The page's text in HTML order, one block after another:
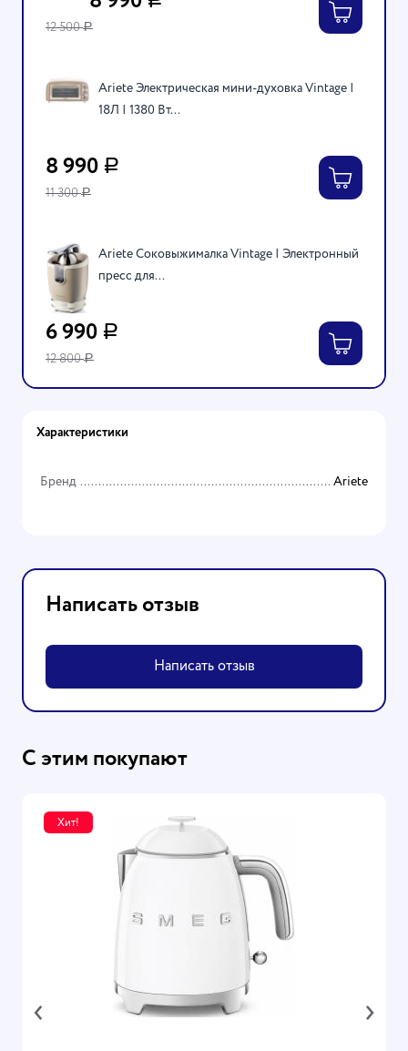
12 500Р
Ariete Электрическая мини-духовка Vintage |
18Л | 1380 Вт...
8 990 Р
11 300Р
Ariete Соковыжималка Vintage | Электронный
пресс для...
6 990 Р
12 800Р
Характеристики
Бренд Ariete
Написать отзыв
Написать отзыв
С этим покупают
Хит!
‹ ›